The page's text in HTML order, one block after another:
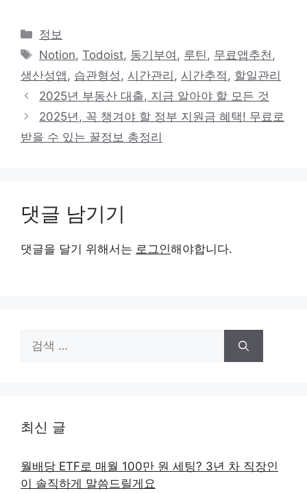
카
테
리
정보
태
그
Notion,Todoist, 동기부여 , 루틴 , 무료앱추천 ,
생산성앱 , 습관형성 , 시간관리 , 시간추적 , 할일관리
2025년 부동산 대출, 지금 알아야 할 모든 것
2025년, 꼭 챙겨야 할 정부 지원금 혜택! 무료로
받을 수 있는 꿀정보 총정리
댓글 남기기
댓글을 달기 위해서는 로그인해야합니다.
색:
최신 글
월배당 ETF로 매월 100만 원 세팅? 3년 차 직장인
이 솔직하게 말씀드릴게요